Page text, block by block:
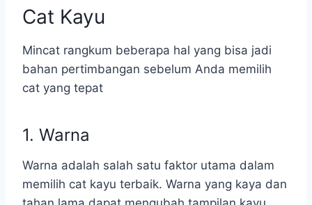
Cat Kayu
Mincat rangkum beberapa hal yang bisa jadi
bahan pertimbangan sebelum Anda memilih
cat yang tepat
1. Warna
Warna adalah salah satu faktor utama dalam
memilih cat kayu terbaik. Warna yang kaya dan